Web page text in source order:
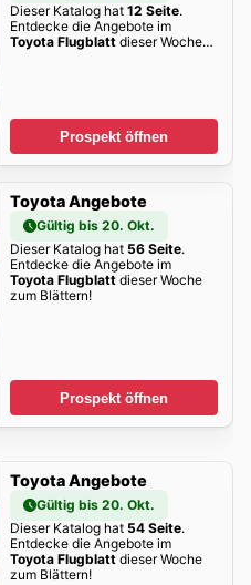
Dieser Katalog hat 12 Seite.
Entdecke die Angebote im
Toyota Flugblattdieser Woche
Prospekt öffnen
Toyota Angebote
Gültig bis 20. Okt.
Dieser Katalog hat 56 Seite.
Entdecke die Angebote im
Toyota Flugblattdieser Woche
zum Blättern!
Prospekt öffnen
Toyota Angebote
Gültig bis 20. Okt.
Dieser Katalog hat 54 Seite.
Entdecke die Angebote im
Toyota Flugblattdieser Woche
zum Blättern!